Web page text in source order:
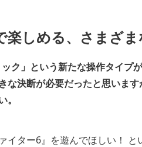
楽しめる、さまざ
ク」という新たな操作タイプ
な決断が必要だったと思いま
イター6』を遊んでほしい！